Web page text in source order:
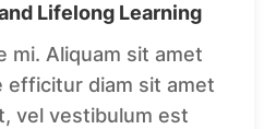
Lifelong Learning
mi. Aliquam sit amet
efficitur diam sit amet
vel vestibulum est